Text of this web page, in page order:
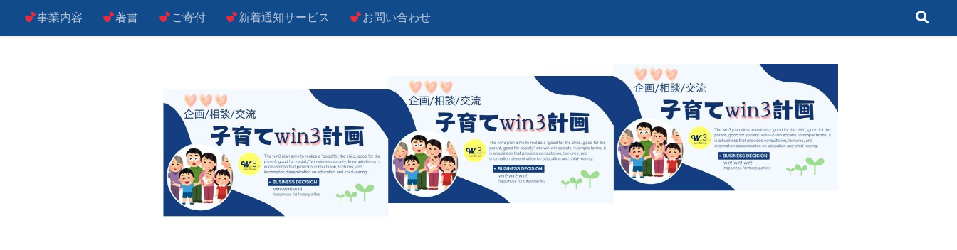
コンテンツへスキップ
事業内容 著書 ご寄付 新着通知サービス お問い合わせ